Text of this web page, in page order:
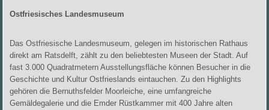
Ostfriesisches Landesmuseum
Das Ostfriesische Landesmuseum, gelegen im historischen Rathaus
direkt am Ratsdelft, zählt zu den beliebtesten Museen der Stadt. Auf
fast 3.000 Quadratmetern Ausstellungsfläche können Besucher in die
Geschichte und Kultur Ostfrieslands eintauchen. Zu den Highlights
gehören die Bernuthsfelder Moorleiche, eine umfangreiche
Gemäldegalerie und die Emder Rüstkammer mit 400 Jahre alten